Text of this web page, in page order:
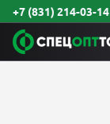
+7 (831) 214-03-14